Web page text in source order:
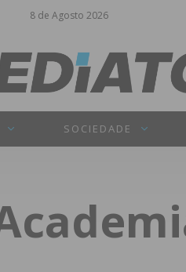
8 de Agosto 2026
SOCIEDADE